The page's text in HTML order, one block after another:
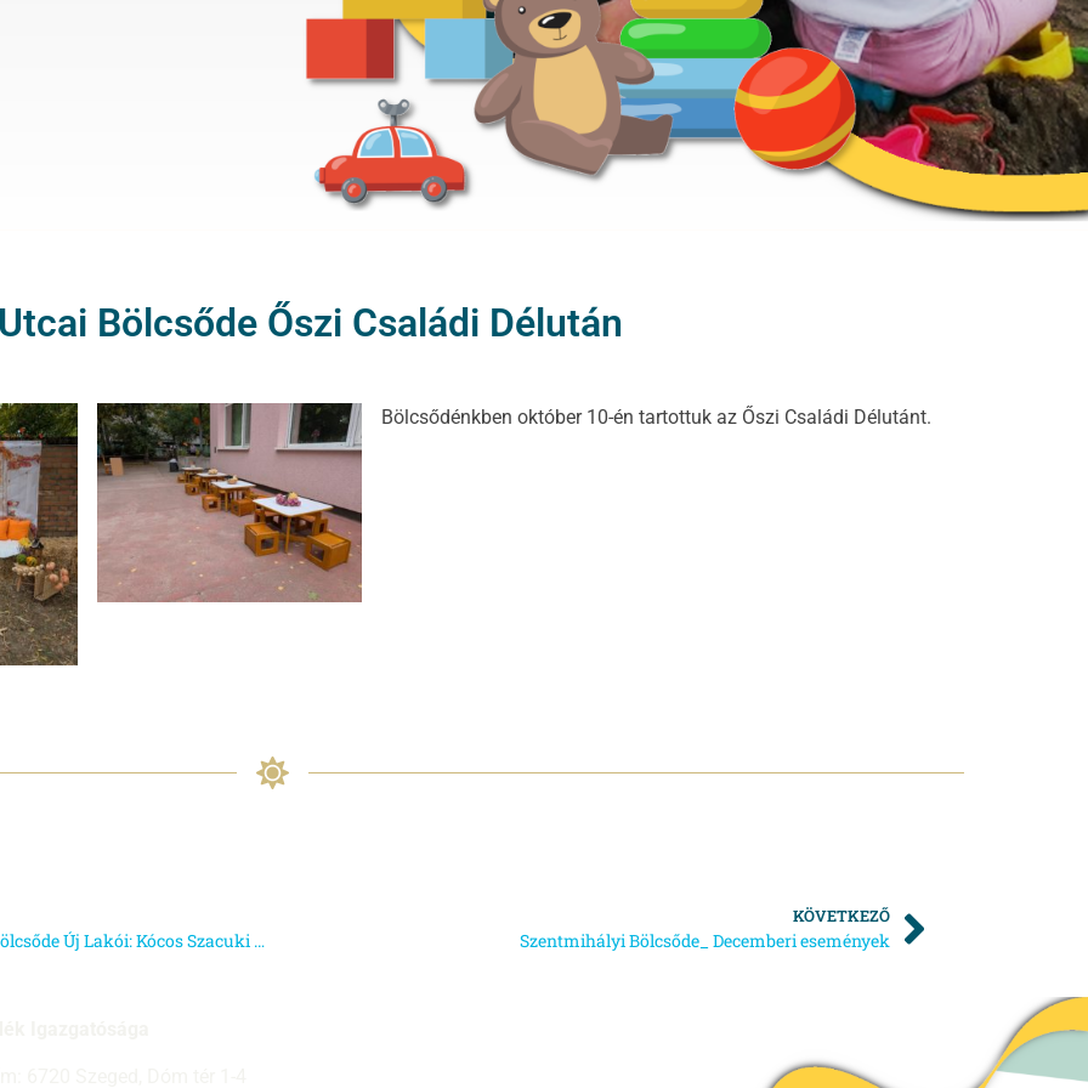
Bölcsőde Őszi Családi Délután
Bölcsődénkben október 10-én tartottuk az Őszi Családi Délutánt.
Szentmihályi Bölcsőde_Bemutatkoznak a Bölcsőde Új Lakói: Kócos Szacuki és Cuki Pixi!
KÖVETKEZŐ
Szentmihályi Bölcsőde_ Decemberi események